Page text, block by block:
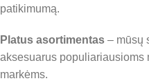
patikimumą.
Platus asortimentas – mūsų
aksesuarus populiariausioms
markėms.